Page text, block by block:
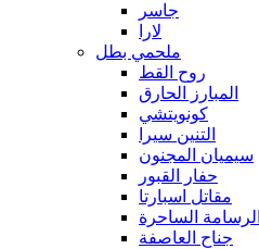
جاسر
لارا
ملحمي بطل
روح القط
المبارز الحارق
كونويتشي
التنين سيرا
سيميان المجنون
حفار القبور
مقاتل اسبارتا
الرسامة الساحرة
جناح العاصفة